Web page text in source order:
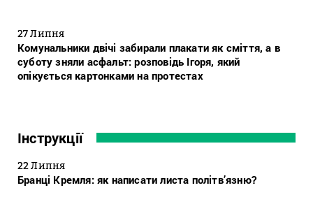
27 Липня
Комунальники двічі забирали плакати як сміття, а в
суботу зняли асфальт: розповідь Ігоря, який
опікується картонками на протестах
Інструкції
22 Липня
Бранці Кремля: як написати листа політв’язню?